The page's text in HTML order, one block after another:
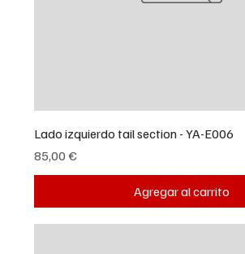
Lado izquierdo tail section - YA-E006
Precio
85,00 €
Agregar al carrito